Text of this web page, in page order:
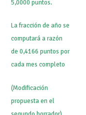
5,0000 puntos.
La fracción de año se
computará a razón
de 0,4166 puntos por
cada mes completo
(Modificación
propuesta en el